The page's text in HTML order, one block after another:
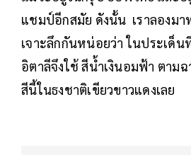
แชมป์อีกสมัย ดังนั้น เราลองมา
เจาะลึกกันหน่อยว่า ในประเด็น
อิตาลีจึงใช้ สีน้ำเงินอมฟ้า ตาม
สีนี้ในธงชาติเขียวขาวแดงเลย